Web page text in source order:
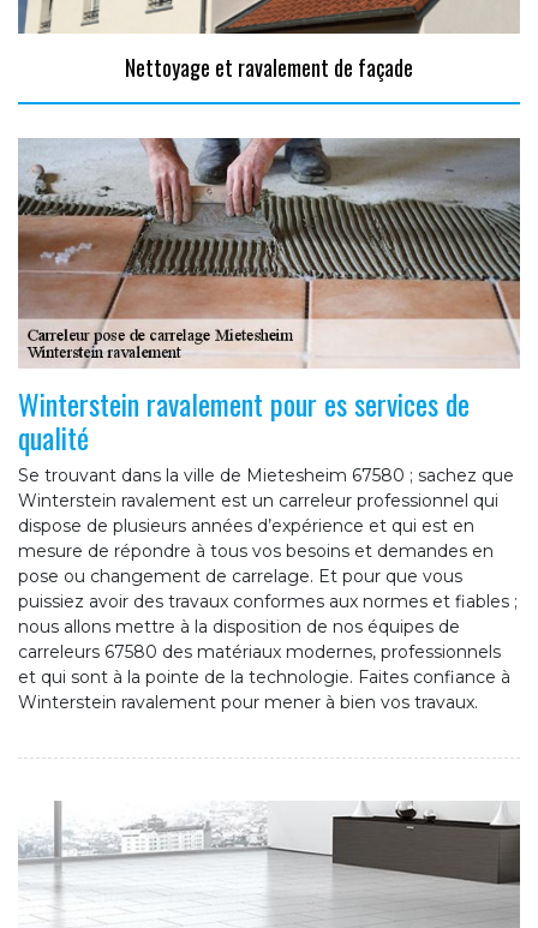
Nettoyage et ravalement de façade
Winterstein ravalement pour es services de
qualité
Se trouvant dans la ville de Mietesheim 67580 ; sachez que
Winterstein ravalement est un carreleur professionnel qui
dispose de plusieurs années d’expérience et qui est en
mesure de répondre à tous vos besoins et demandes en
pose ou changement de carrelage. Et pour que vous
puissiez avoir des travaux conformes aux normes et fiables ;
nous allons mettre à la disposition de nos équipes de
carreleurs 67580 des matériaux modernes, professionnels
et qui sont à la pointe de la technologie. Faites confiance à
Winterstein ravalement pour mener à bien vos travaux.